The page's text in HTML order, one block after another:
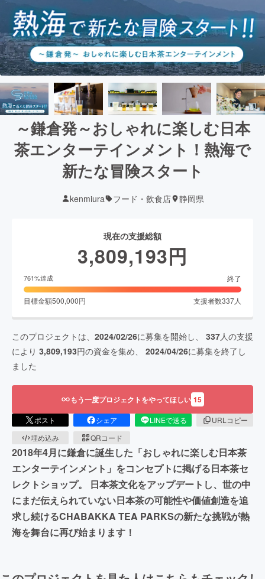
～鎌倉発～おしゃれに楽しむ日本
茶エンターテインメント！熱海で
新たな冒険スタート
kenmiura フード・飲食店 静岡県
現在の支援総額
3,809,193円
761%達成 終了
目標金額500,000円 支援者数337人
このプロジェクトは、 2024/02/26に募集を開始し、 337人の支援
により 3,809,193円の資金を集め、 2024/04/26に募集を終了し
ました
もう一度プロジェクトをやってほしい 15
ポスト シェア LINEで送る
URLコピー
埋め込み
QRコード
2018年4月に鎌倉に誕生した「おしゃれに楽しむ日本茶
エンターテインメント」をコンセプトに掲げる日本茶セ
レクトショップ。 日本茶文化をアップデートし、世の中
にまだ伝えられていない日本茶の可能性や価値創造を追
求し続けるCHABAKKA TEA PARKSの新たな挑戦が熱
海を舞台に再び始まります！